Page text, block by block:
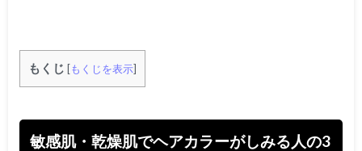
もくじ [もくじを表示]
敏感肌・乾燥肌でヘアカラーがしみる人の3